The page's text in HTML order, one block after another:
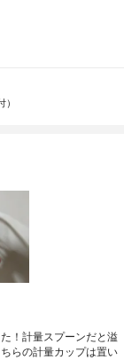
！計量スプーンだと溢
らの計量カップは置い